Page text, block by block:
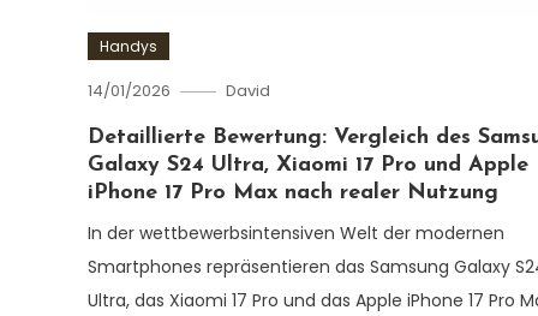
Handys
14/01/2026 David
Detaillierte Bewertung: Vergleich des
Galaxy S24 Ultra, Xiaomi 17 Pro und Apple
iPhone 17 Pro Max nach realer Nutzung
In der wettbewerbsintensiven Welt der modernen
Smartphones repräsentieren das Samsung Galaxy
Ultra, das Xiaomi 17 Pro und das Apple iPhone 17 Pro